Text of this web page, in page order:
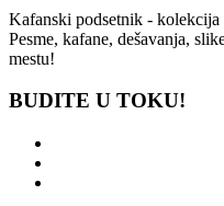
Kafanski podsetnik - kolekcija
Pesme, kafane, dešavanja,
mestu!
BUDITE U TOKU!